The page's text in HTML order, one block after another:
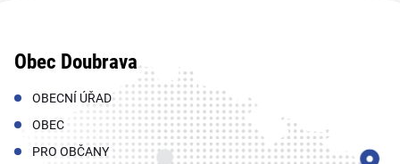
Obec Doubrava
OBECNÍ ÚŘAD
OBEC
PRO OBČANY